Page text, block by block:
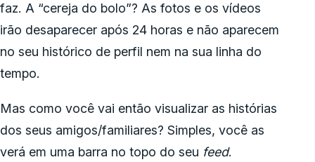
faz. A “cereja do bolo”? As fotos e os vídeos
irão desaparecer após 24 horas e não aparecem
no seu histórico de perfil nem na sua linha do
tempo.
Mas como você vai então visualizar as histórias
dos seus amigos/familiares? Simples, você as
verá em uma barra no topo do seu feed.